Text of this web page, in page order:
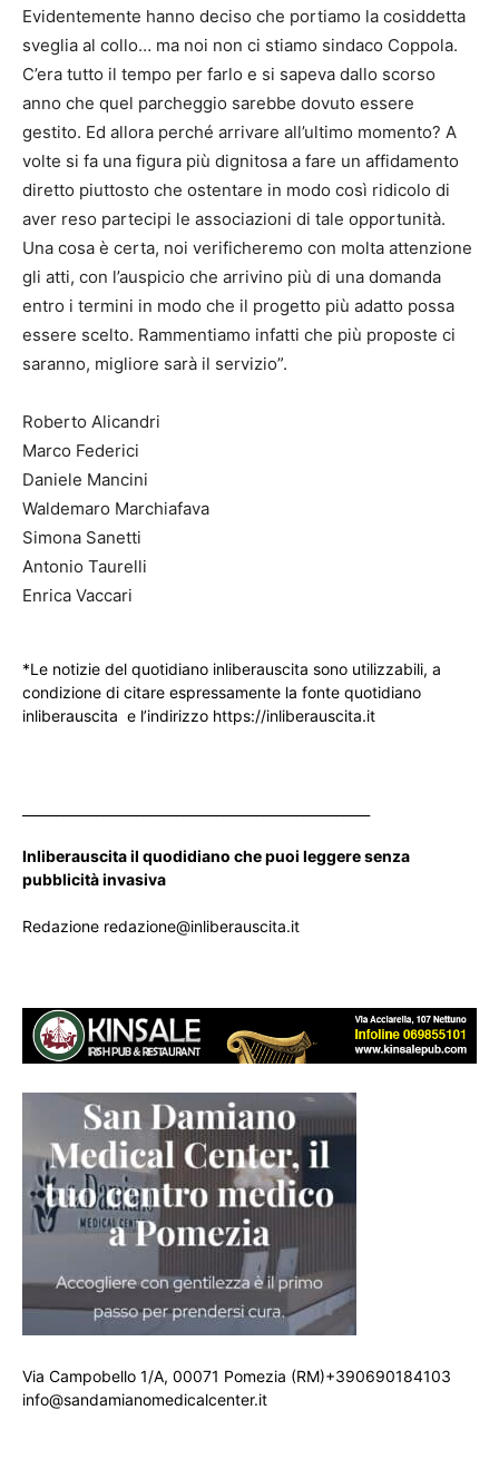
Evidentemente hanno deciso che portiamo la cosiddetta
sveglia al collo… ma noi non ci stiamo sindaco Coppola.
C’era tutto il tempo per farlo e si sapeva dallo scorso
anno che quel parcheggio sarebbe dovuto essere
gestito. Ed allora perché arrivare all’ultimo momento? A
volte si fa una figura più dignitosa a fare un affidamento
diretto piuttosto che ostentare in modo così ridicolo di
aver reso partecipi le associazioni di tale opportunità.
Una cosa è certa, noi verificheremo con molta attenzione
gli atti, con l’auspicio che arrivino più di una domanda
entro i termini in modo che il progetto più adatto possa
essere scelto. Rammentiamo infatti che più proposte ci
saranno, migliore sarà il servizio”.
Roberto Alicandri
Marco Federici
Daniele Mancini
Waldemaro Marchiafava
Simona Sanetti
Antonio Taurelli
Enrica Vaccari
*Le notizie del quotidiano inliberauscita sono utilizzabili, a
condizione di citare espressamente la fonte quotidiano
inliberauscita e l’indirizzo https://inliberauscita.it
Inliberauscita il quodidiano che puoi leggere senza
pubblicità invasiva
Redazione redazione@inliberauscita.it
Via Campobello 1/A, 00071 Pomezia (RM)+390690184103
info@sandamianomedicalcenter.it